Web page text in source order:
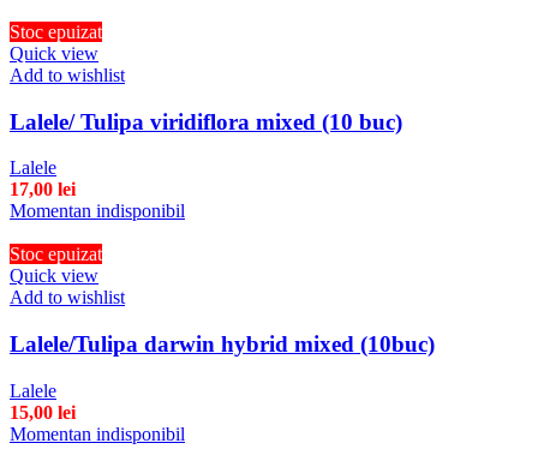
Stoc epuizat
Quick view
Add to wishlist
Lalele/ Tulipa viridiflora mixed (10 buc)
Lalele
17,00 lei
Momentan indisponibil
Stoc epuizat
Quick view
Add to wishlist
Lalele/Tulipa darwin hybrid mixed (10buc)
Lalele
15,00 lei
Momentan indisponibil